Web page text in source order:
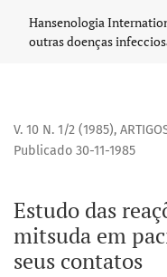
Estudo das reações
Hansenologia
outras doenças
V. 10 N. 1/2 (1985),
Estudo das
mitsuda em
seus contatos
Publicado 30-11-1985